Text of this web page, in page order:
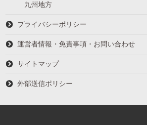
九州地方
プライバシーポリシー
運営者情報・免責事項・お問い合わせ
サイトマップ
外部送信ポリシー